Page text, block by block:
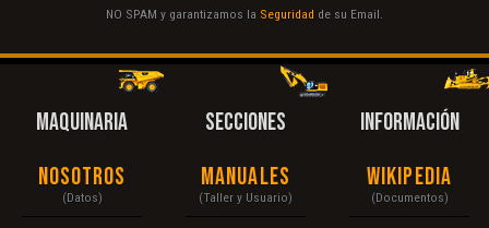
NO SPAM y garantizamos la Seguridad de su Email.
MAQUINARIA
Nosotros
(Datos)
SECCIONES
Manuales
(Taller y Usuario)
INFORMACIÓN
Wikipedia
(Documentos)